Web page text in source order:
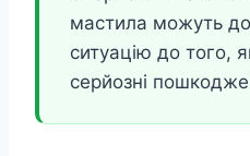
мастила можуть
ситуацію до того,
серйозні